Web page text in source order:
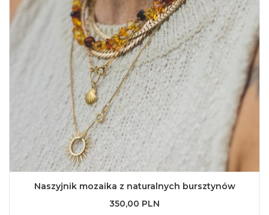
Naszyjnik mozaika z naturalnych bursztynów
350,00 PLN